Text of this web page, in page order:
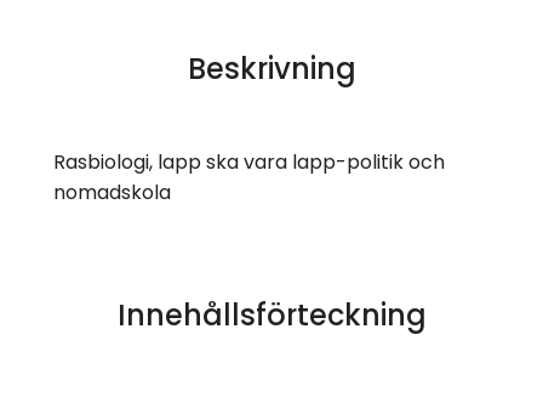
Beskrivning
Rasbiologi, lapp ska vara lapp-politik och
nomadskola
Innehållsförteckning